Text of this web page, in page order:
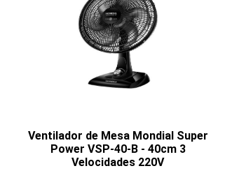
Ventilador de Mesa Mondial Super
Power VSP-40-B - 40cm 3
Velocidades 220V